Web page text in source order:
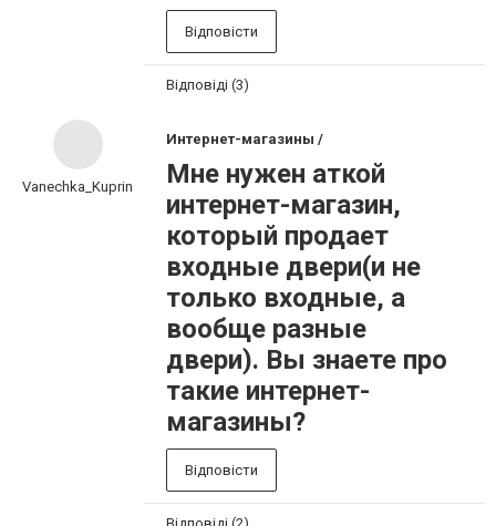
Відповісти
Відповіді (3)
Vanechka_Kuprin
Интернет-магазины /
Мне нужен аткой
интернет-магазин,
который продает
входные двери(и не
только входные, а
вообще разные
двери). Вы знаете про
такие интернет-
магазины?
Відповісти
Відповіді (2)